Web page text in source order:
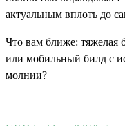
актуальным вплоть до
Что вам ближе:
или мобильный билд с
молнии?